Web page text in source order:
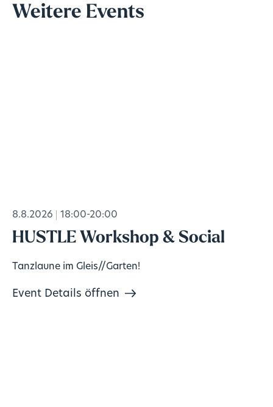
Weitere Events
8.8.2026 18:00-20:00
HUSTLE Workshop & Social
Tanzlaune im Gleis//Garten!
Event Details öffnen